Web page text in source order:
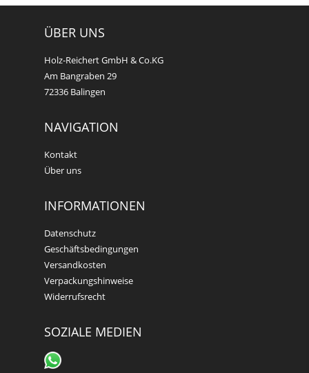
ÜBER UNS
Holz-Reichert GmbH & Co.KG
Am Bangraben 29
72336 Balingen
NAVIGATION
Kontakt
Über uns
INFORMATIONEN
Datenschutz
Geschäftsbedingungen
Versandkosten
Verpackungshinweise
Widerrufsrecht
SOZIALE MEDIEN